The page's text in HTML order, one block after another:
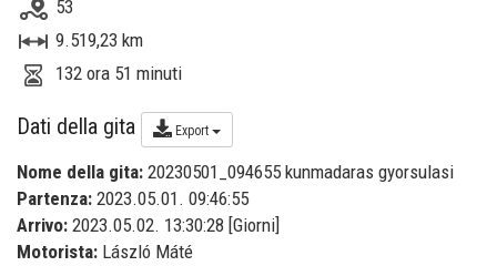
53
9.519,23 km
132 ora 51 minuti
Dati della gita Export
Nome della gita: 20230501_094655 kunmadaras gyorsulasi
Partenza: 2023.05.01. 09:46:55
Arrivo: 2023.05.02. 13:30:28 [Giorni]
Motorista: László Máté